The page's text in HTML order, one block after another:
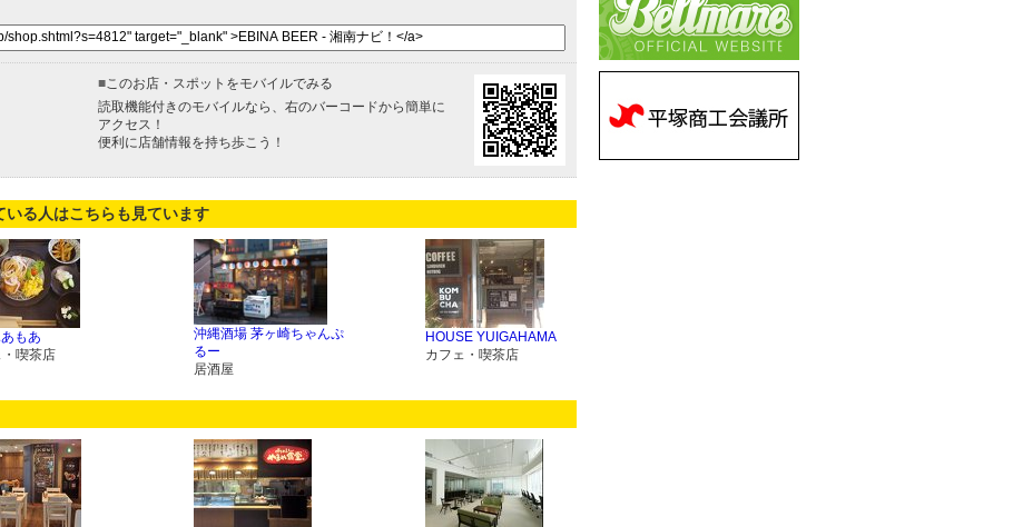
■ このお店・スポットをモバイルでみる
読取機能付きのモバイルなら、右のバーコードから簡単に
アクセス！
便利に店舗情報を持ち歩こう！
る人はこちらも見ています
もあ
喫茶店
沖縄酒場 茅ヶ崎ちゃんぷ
るー
居酒屋
HOUSE YUIGAHAMA
カフェ・喫茶店